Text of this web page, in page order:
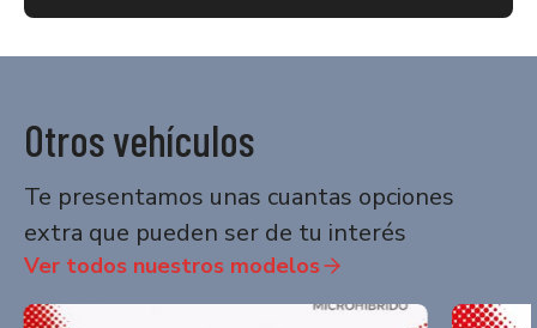
Otros vehículos
Te presentamos unas cuantas opciones
extra que pueden ser de tu interés
Ver todos nuestros modelos